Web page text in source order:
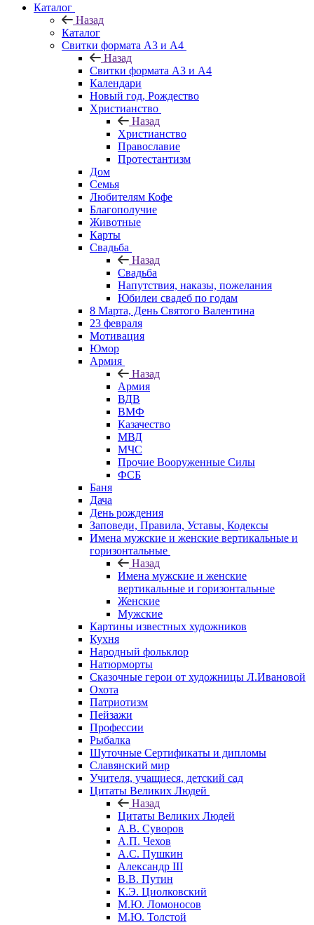
Каталог
Назад
Каталог
Свитки формата А3 и А4
Назад
Свитки формата А3 и А4
Календари
Новый год, Рождество
Христианство
Назад
Христианство
Православие
Протестантизм
Дом
Семья
Любителям Кофе
Благополучие
Животные
Карты
Свадьба
Назад
Свадьба
Напутствия, наказы, пожелания
Юбилеи свадеб по годам
8 Марта, День Святого Валентина
23 февраля
Мотивация
Юмор
Армия
Назад
Армия
ВДВ
ВМФ
Казачество
МВД
МЧС
Прочие Вооруженные Силы
ФСБ
Баня
Дача
День рождения
Заповеди, Правила, Уставы, Кодексы
Имена мужские и женские вертикальные и
горизонтальные
Назад
Имена мужские и женские
вертикальные и горизонтальные
Женские
Мужские
Картины известных художников
Кухня
Народный фольклор
Натюрморты
Сказочные герои от художницы Л.Ивановой
Охота
Патриотизм
Пейзажи
Профессии
Рыбалка
Шуточные Сертификаты и дипломы
Славянский мир
Учителя, учащиеся, детский сад
Цитаты Великих Людей
Назад
Цитаты Великих Людей
А.В. Суворов
А.П. Чехов
А.С. Пушкин
Александр III
В.В. Путин
К.Э. Циолковский
М.Ю. Ломоносов
М.Ю. Толстой